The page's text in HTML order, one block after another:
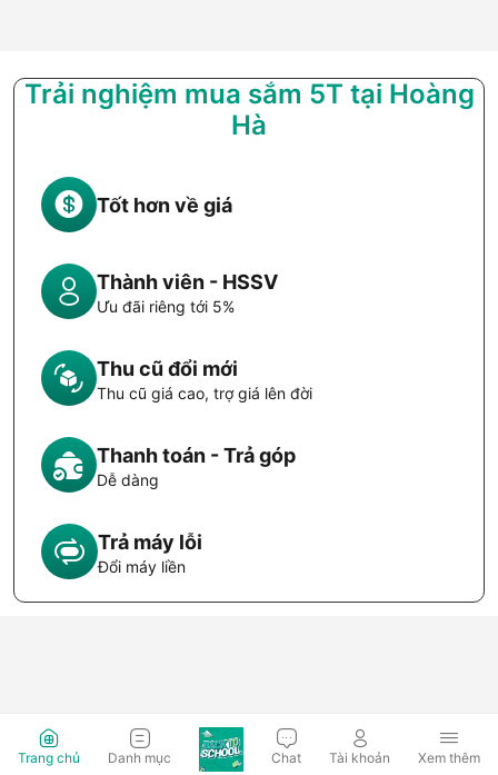
Trải nghiệm mua sắm 5T tại Hoàng
Hà
Tốt hơn về giá
Thành viên - HSSV
Ưu đãi riêng tới 5%
Thu cũ đổi mới
Thu cũ giá cao, trợ giá lên đời
Thanh toán - Trả góp
Dễ dàng
Trả máy lỗi
Đổi máy liền
Trang chủ Danh mục Chat Tài khoản Xem thêm